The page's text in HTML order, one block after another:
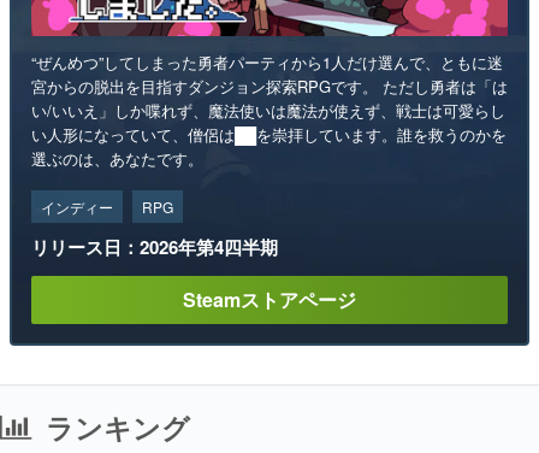
“ぜんめつ”してしまった勇者パーティから1人だけ選んで、ともに迷
宮からの脱出を目指すダンジョン探索RPGです。 ただし勇者は「は
い/いいえ」しか喋れず、魔法使いは魔法が使えず、戦士は可愛らし
い人形になっていて、僧侶は██を崇拝しています。誰を救うのかを
選ぶのは、あなたです。
インディー RPG
リリース日：2026年第4四半期
Steamストアページ
ランキング